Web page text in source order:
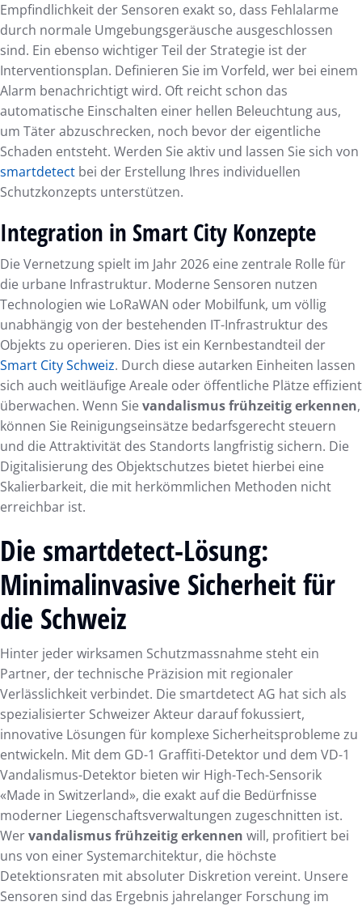
Empfindlichkeit der Sensoren exakt so, dass Fehlalarme
durch normale Umgebungsgeräusche ausgeschlossen
sind. Ein ebenso wichtiger Teil der Strategie ist der
Interventionsplan. Definieren Sie im Vorfeld, wer bei einem
Alarm benachrichtigt wird. Oft reicht schon das
automatische Einschalten einer hellen Beleuchtung aus,
um Täter abzuschrecken, noch bevor der eigentliche
Schaden entsteht. Werden Sie aktiv und lassen Sie sich von
smartdetect bei der Erstellung Ihres individuellen
Schutzkonzepts unterstützen.
Integration in Smart City Konzepte
Die Vernetzung spielt im Jahr 2026 eine zentrale Rolle für
die urbane Infrastruktur. Moderne Sensoren nutzen
Technologien wie LoRaWAN oder Mobilfunk, um völlig
unabhängig von der bestehenden IT-Infrastruktur des
Objekts zu operieren. Dies ist ein Kernbestandteil der
Smart City Schweiz. Durch diese autarken Einheiten lassen
sich auch weitläufige Areale oder öffentliche Plätze effizient
überwachen. Wenn Sievandalismus frühzeitig erkennen,
können Sie Reinigungseinsätze bedarfsgerecht steuern
und die Attraktivität des Standorts langfristig sichern. Die
Digitalisierung des Objektschutzes bietet hierbei eine
Skalierbarkeit, die mit herkömmlichen Methoden nicht
erreichbar ist.
Die smartdetect-Lösung:
Minimalinvasive Sicherheit für
die Schweiz
Hinter jeder wirksamen Schutzmassnahme steht ein
Partner, der technische Präzision mit regionaler
Verlässlichkeit verbindet. Die smartdetect AG hat sich als
spezialisierter Schweizer Akteur darauf fokussiert,
innovative Lösungen für komplexe Sicherheitsprobleme zu
entwickeln. Mit dem GD-1 Graffiti-Detektor und dem VD-1
Vandalismus-Detektor bieten wir High-Tech-Sensorik
«Made in Switzerland», die exakt auf die Bedürfnisse
moderner Liegenschaftsverwaltungen zugeschnitten ist.
Wervandalismus frühzeitig erkennen will, profitiert bei
uns von einer Systemarchitektur, die höchste
Detektionsraten mit absoluter Diskretion vereint. Unsere
Sensoren sind das Ergebnis jahrelanger Forschung im